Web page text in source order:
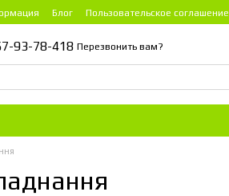
Блог Пользовательское соглашение
93-78-418 Перезвонить вам?